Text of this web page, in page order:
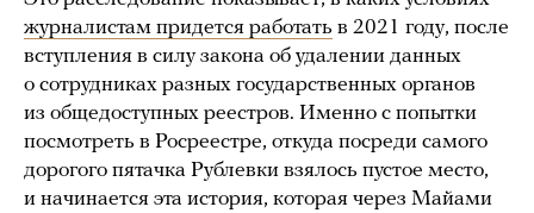
журналистам придется работать в 2021 году, после
вступления в силу закона об удалении данных
о сотрудниках разных государственных органов
из общедоступных реестров. Именно с попытки
посмотреть в Росреестре, откуда посреди самого
дорогого пятачка Рублевки взялось пустое место,
и начинается эта история, которая через Майами